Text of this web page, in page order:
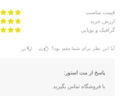
قیمت مناسب
ارزش خرید
گرافیک و پویایی
آیا این نظر برای شما مفید بود؟ بله خیر
پاسخ از مت استور:
با فروشگاه تماس بگیرید.